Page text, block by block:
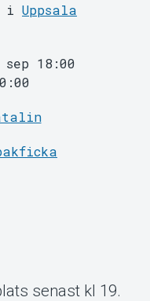
i Uppsala
18:00
senast kl 19.